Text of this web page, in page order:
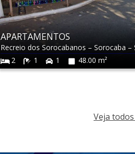
APARTAMENTOS
Recreio dos Sorocabanos – Sorocaba –
2
1 1 48.00 m²
Veja